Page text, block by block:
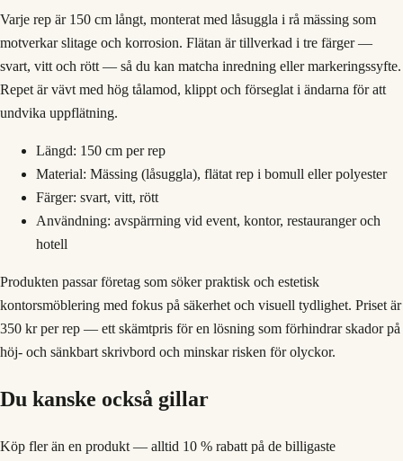
Varje rep är 150 cm långt, monterat med låsuggla i rå mässing som
motverkar slitage och korrosion. Flätan är tillverkad i tre färger —
svart, vitt och rött — så du kan matcha inredning eller markeringssyfte.
Repet är vävt med hög tålamod, klippt och förseglat i ändarna för att
undvika uppflätning.
Längd: 150 cm per rep
Material: Mässing (låsuggla), flätat rep i bomull eller polyester
Färger: svart, vitt, rött
Användning: avspärrning vid event, kontor, restauranger och
hotell
Produkten passar företag som söker praktisk och estetisk
kontorsmöblering med fokus på säkerhet och visuell tydlighet. Priset är
350 kr per rep — ett skämtpris för en lösning som förhindrar skador på
höj- och sänkbart skrivbord och minskar risken för olyckor.
Du kanske också gillar
Köp fler än en produkt — alltid 10 % rabatt på de billigaste